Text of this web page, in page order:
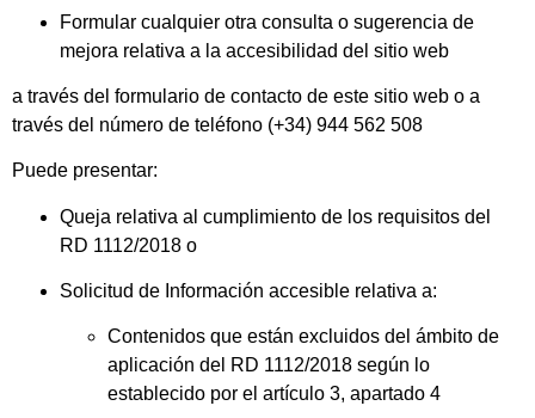
Formular cualquier otra consulta o sugerencia de
mejora relativa a la accesibilidad del sitio web
a través del formulario de contacto de este sitio web o a
través del número de teléfono (+34) 944 562 508
Puede presentar:
Queja relativa al cumplimiento de los requisitos del
RD 1112/2018 o
Solicitud de Información accesible relativa a:
Contenidos que están excluidos del ámbito de
aplicación del RD 1112/2018 según lo
establecido por el artículo 3, apartado 4